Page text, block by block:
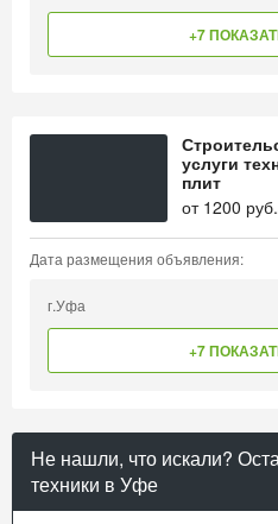
+7
услуги
плит
от 1200
Дата размещения объявления:
г.Уфа
+7
Не нашли, что искали?
техники в Уфе